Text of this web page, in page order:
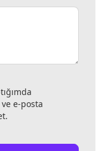
e-posta